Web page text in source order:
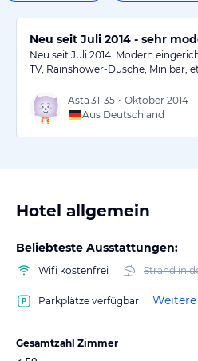
Neu seit Juli 2014 - sehr
Neu seit Juli 2014. Modern
TV, Rainshower-Dusche, Minibar,
Asta 31-35 • Oktober 2014
Aus Deutschland
Hotel allgemein
Beliebteste Ausstattungen:
Wifi kostenfrei Strand in
Parkplätze verfügbar
Gesamtzahl Zimmer